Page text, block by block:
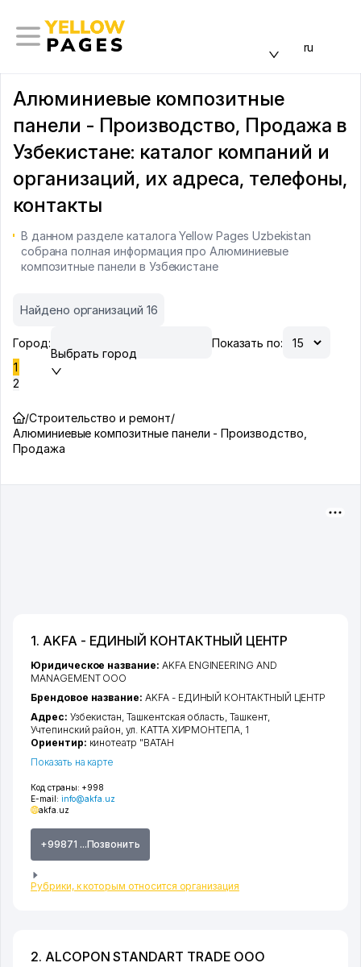
ru
Алюминиевые композитные
панели - Производство, Продажа в
Узбекистане: каталог компаний и
организаций, их адреса, телефоны,
контакты
В данном разделе каталога Yellow Pages Uzbekistan
собрана полная информация про Алюминиевые
композитные панели в Узбекистане
Найдено организаций 16
Город:
Выбрать город
Показать по:
1
2
/Строительство и ремонт/
Алюминиевые композитные панели - Производство,
Продажа
1. AKFA - ЕДИНЫЙ КОНТАКТНЫЙ ЦЕНТР
Код страны: +998
E-mail: info@akfa.uz
akfa.uz
+99871 ...Позвонить
Рубрики, к которым относится организация
Юридическое название: AKFA ENGINEERING AND
MANAGEMENT ООО
Брендовое название: AKFA - ЕДИНЫЙ КОНТАКТНЫЙ ЦЕНТР
Адрес: Узбекистан,Ташкентская область,Ташкент,
Учтепинский район,ул. КАТТА ХИРМОНТЕПА, 1
Ориентир: кинотеатр "ВАТАН
Показать на карте
2. ALCOPON STANDART TRADE ООО